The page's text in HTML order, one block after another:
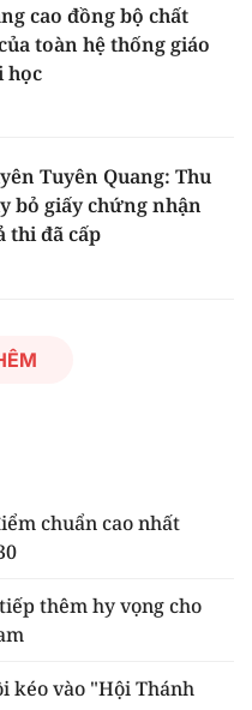
cao đồng bộ chất
toàn hệ thống giáo
học
Tuyên Quang: Thu
bỏ giấy chứng nhận
thi đã cấp
chuẩn cao nhất
thêm hy vọng cho
kéo vào "Hội Thánh